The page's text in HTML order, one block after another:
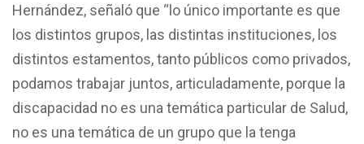
Hernández, señaló que “lo único importante es que
los distintos grupos, las distintas instituciones, los
distintos estamentos, tanto públicos como privados,
podamos trabajar juntos, articuladamente, porque la
discapacidad no es una temática particular de Salud,
no es una temática de un grupo que la tenga